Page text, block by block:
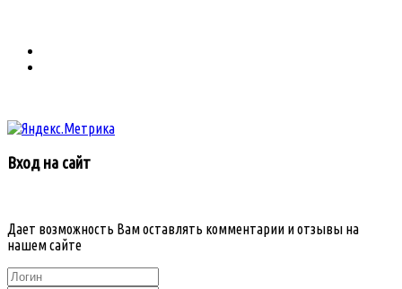
Вход на сайт
Дает возможность Вам оставлять комментарии и отзывы на
нашем сайте